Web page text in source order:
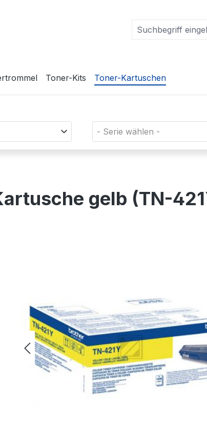
Toner-Kits Toner-Kartuschen
- Serie wählen -
gelb (TN-